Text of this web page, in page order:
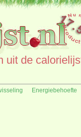
uit de
Energiebehoefte